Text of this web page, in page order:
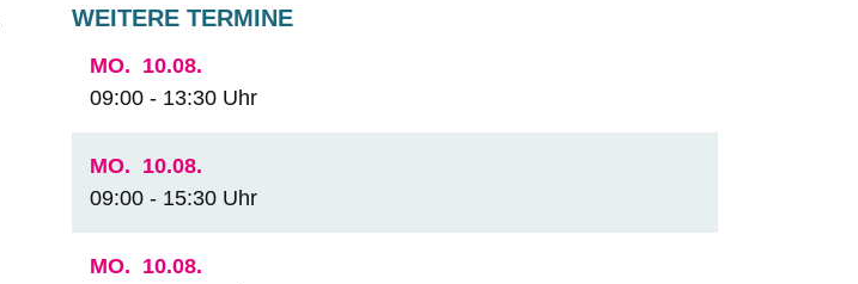
WEITERE TERMINE
MO. 10.08.
09:00 - 13:30 Uhr
MO. 10.08.
09:00 - 15:30 Uhr
MO. 10.08.